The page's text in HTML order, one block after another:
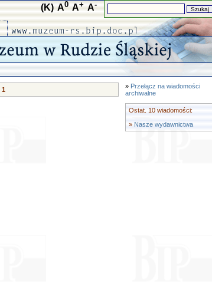
(K) A0 A+ A-
1
» Przełącz na wiadomości
archiwalne
Ostat. 10 wiadomości:
» Nasze wydawnictwa